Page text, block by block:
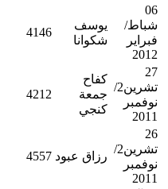
06
شباط/
فبراير
2012
يوسف
شكوانا
4146
27
تشرين2/
نوفمبر
2011
كفاح
جمعة
كنجي
4212
26
تشرين2/
نوفمبر
2011
رزاق عبود 4557